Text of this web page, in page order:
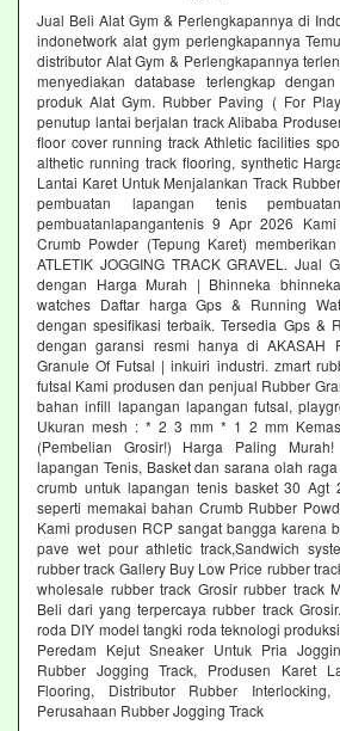
Jual Beli Alat Gym & Perlengkapannya di
indonetwork alat gym perlengkapannya
distributor Alat Gym & Perlengkapannya
menyediakan database terlengkap
produk Alat Gym. Rubber Paving ( For
penutup lantai berjalan track Alibaba
floor cover running track Athletic facilities
althetic running track flooring, synthetic
Lantai Karet Untuk Menjalankan Track
pembuatan lapangan tenis
pembuatanlapangantenis 9 Apr 2026
Crumb Powder (Tepung Karet)
ATLETIK JOGGING TRACK GRAVEL. Jual
dengan Harga Murah | Bhinneka
watches Daftar harga Gps & Running
dengan spesifikasi terbaik. Tersedia Gps &
dengan garansi resmi hanya di AKASAH
Granule Of Futsal | inkuiri industri. zmart
futsal Kami produsen dan penjual Rubber
bahan infill lapangan lapangan futsal,
Ukuran mesh : * 2 3 mm * 1 2 mm
(Pembelian Grosir!) Harga Paling
lapangan Tenis, Basket dan sarana olah
crumb untuk lapangan tenis basket 30 Agt
seperti memakai bahan Crumb Rubber
Kami produsen RCP sangat bangga karena
pave wet pour athletic track,Sandwich
rubber track Gallery Buy Low Price rubber
wholesale rubber track Grosir rubber track
Beli dari yang terpercaya rubber track
roda DIY model tangki roda teknologi
Peredam Kejut Sneaker Untuk Pria
Rubber Jogging Track, Produsen Karet
Flooring, Distributor Rubber
Perusahaan Rubber Jogging Track